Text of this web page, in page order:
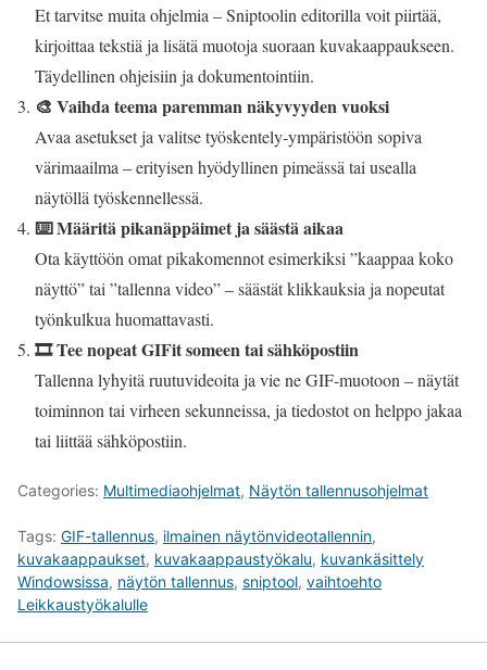
Et tarvitse muita ohjelmia – Sniptoolin editorilla voit piirtää,
kirjoittaa tekstiä ja lisätä muotoja suoraan kuvakaappaukseen.
Täydellinen ohjeisiin ja dokumentointiin.
🎨 Vaihda teema paremman näkyvyyden vuoksi
Avaa asetukset ja valitse työskentely-ympäristöön sopiva
värimaailma – erityisen hyödyllinen pimeässä tai usealla
näytöllä työskennellessä.
⌨️ Määritä pikanäppäimet ja säästä aikaa
Ota käyttöön omat pikakomennot esimerkiksi ”kaappaa koko
näyttö” tai ”tallenna video” – säästät klikkauksia ja nopeutat
työnkulkua huomattavasti.
🎞️ Tee nopeat GIFit someen tai sähköpostiin
Tallenna lyhyitä ruutuvideoita ja vie ne GIF-muotoon – näytät
toiminnon tai virheen sekunneissa, ja tiedostot on helppo jakaa
tai liittää sähköpostiin.
Categories: Multimediaohjelmat, Näytön tallennusohjelmat
Tags: GIF-tallennus, ilmainen näytönvideotallennin,
kuvakaappaukset, kuvakaappaustyökalu, kuvankäsittely
Windowsissa, näytön tallennus, sniptool, vaihtoehto
Leikkaustyökalulle